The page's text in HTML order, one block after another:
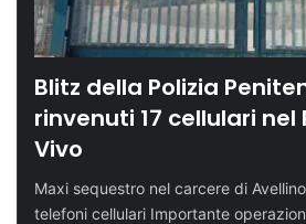
Blitz della Polizia
rinvenuti 17 cellulari nel
Vivo
Maxi sequestro nel carcere di
telefoni cellulari Importante